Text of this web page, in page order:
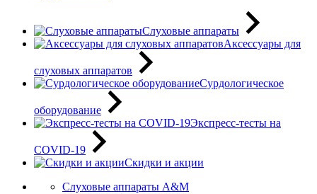
Слуховые аппараты
Аксессуары для
слуховых аппаратов
Сурдологическое
оборудование
Экспресс-тесты на
COVID-19
Скидки и акции
Слуховые аппараты A&M